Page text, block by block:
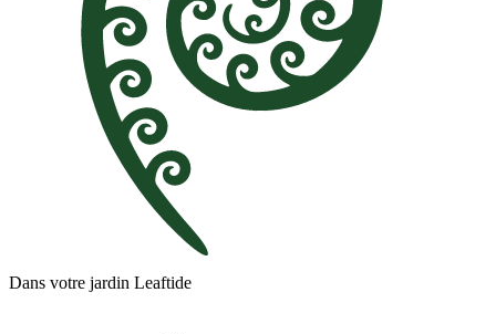
Dans votre jardin Leaftide